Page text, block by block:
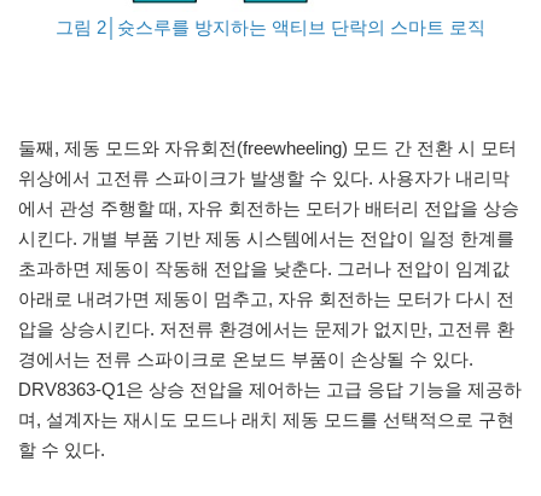
그림 2│슛스루를 방지하는 액티브 단락의 스마트 로직
둘째, 제동 모드와 자유회전(freewheeling) 모드 간 전환 시 모터
위상에서 고전류 스파이크가 발생할 수 있다. 사용자가 내리막
에서 관성 주행할 때, 자유 회전하는 모터가 배터리 전압을 상승
시킨다. 개별 부품 기반 제동 시스템에서는 전압이 일정 한계를
초과하면 제동이 작동해 전압을 낮춘다. 그러나 전압이 임계값
아래로 내려가면 제동이 멈추고, 자유 회전하는 모터가 다시 전
압을 상승시킨다. 저전류 환경에서는 문제가 없지만, 고전류 환
경에서는 전류 스파이크로 온보드 부품이 손상될 수 있다.
DRV8363-Q1은 상승 전압을 제어하는 고급 응답 기능을 제공하
며, 설계자는 재시도 모드나 래치 제동 모드를 선택적으로 구현
할 수 있다.